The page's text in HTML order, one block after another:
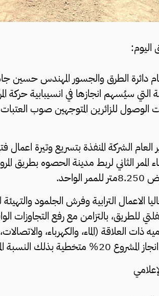
اليوم:
دائرة الطرق والجسور المهندس حسين
التي سيُسهم انجازها في انسيبابية حركة
للزائرين المتوجهين صوب العتبات
العام الشركة المنفذة بتسريع وتيرة
الممر الثاني لربط مدينة الحصوه بطريق
الاعمال الترابية وفرش الجلمود
للطريق، بالتزامن مع رفع التجاوزات
ذات العلاقة (الماء، والكهرباء،
النسبة المخطط لها والبالغة 11%.